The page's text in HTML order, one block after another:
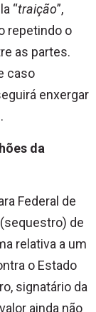
“traição”,
repetindo o
as partes.
caso
enxergar
da
Federal de
de
relativa a um
o Estado
signatário da
ainda não